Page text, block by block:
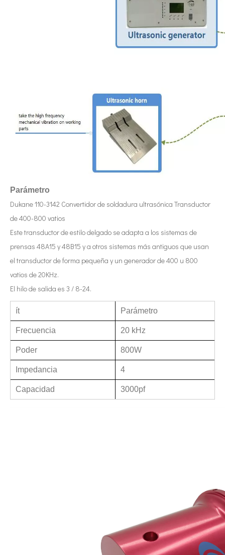
Tecnología de corte de pasteles ultrasónico
La aplicación de la ultrasónica en la industria de la costura refleja
Tecnología de esterilización e inactivación ultrasónica
Actualmente, la investigación sobre la extracción de antioxidantes y
Parámetro
Dukane 110-3142 Convertidor de soldadura ultrasónica Transductor
de 400-800 vatios
Este transductor de estilo delgado se adapta a los sistemas de
prensas 48A15 y 48B15 y a otros sistemas más antiguos que usan
el transductor de forma pequeña y un generador de 400 u 800
vatios de 20KHz.
El hilo de salida es 3 / 8-24.
ít Parámetro
Frecuencia 20 kHz
Poder 800W
Impedancia 4
Capacidad 3000pf